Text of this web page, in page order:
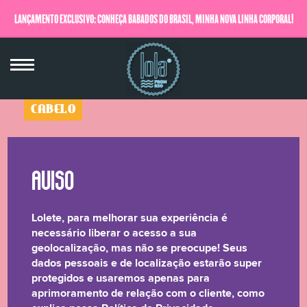
LANÇAMENTO EXCLUSIVO: CONHEÇA BABADOS DO BRASIL, MINHA NOVA LINHA CORPORAL!
QUERO SABER MAIS
CABELO
Garotas ao Mar
☆☆☆☆☆
Loletes, já conferi aqui na previsão do tempo e tá tudo
certo pra dar mais que certo! Vai ter solzão siiim, vai
ter praia também! #QueroPraiaESol E nada mais justo
Lolete, para melhorar sua experiência é
necessário liberar o acesso a sua
geolocalização, mas não se preocupe! Seus
dados pessoais e de localização estarão super
protegidos e usaremos apenas para
aprimoramento de relação com o cliente, como